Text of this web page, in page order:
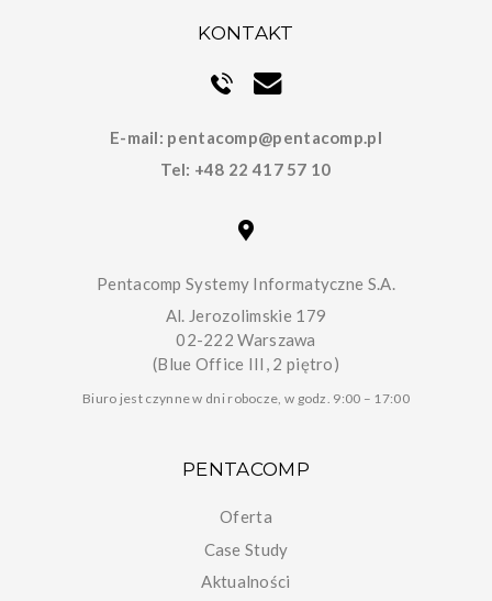
KONTAKT
E-mail: pentacomp@pentacomp.pl
Tel: +48 22 417 57 10
Pentacomp Systemy Informatyczne S.A.
Al. Jerozolimskie 179
02-222 Warszawa
(Blue Office III, 2 piętro)
Biuro jest czynne w dni robocze, w godz. 9:00 – 17:00
PENTACOMP
Oferta
Case Study
Aktualności